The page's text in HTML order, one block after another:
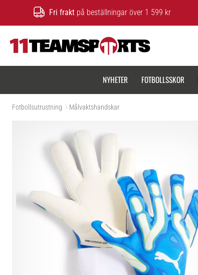
Fri frakt på beställningar över 1 599 kr
NYHETER FOTBOLLSSKOR
Fotbollsutrustning Målvaktshandskar